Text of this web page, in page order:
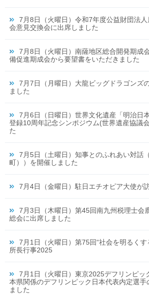
7月8日（火曜日）令和7年度公益財団法
会意見交換会に出席しました
7月8日（火曜日）南薩地区総合開発期成
備促進期成会から要望書をいただきました
7月7日（月曜日）大龍ビッグドラゴンズ
ました
7月6日（日曜日）世界文化遺産「明治日
登録10周年記念シンポジウム(世界遺産協議
た
7月5日（土曜日）知事とのふれあい対話
町））を開催しました
7月4日（金曜日）駐日エチオピア大使が
7月3日（木曜日）第45回南九州税理士会
総会に出席しました
7月1日（火曜日）第75回“社会を明るくす
所長行事2025
7月1日（火曜日）東京2025デフリンピッ
本県関係のデフリンピック日本代表内定選
ました